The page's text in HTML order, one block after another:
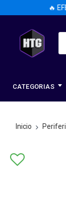
🔥
CATEGORIAS
Inicio